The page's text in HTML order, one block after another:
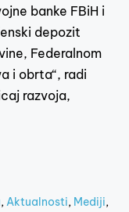
banke FBiH i
depozit
Federalnom
i obrta“, radi
razvoja,
,Aktualnosti, Mediji,